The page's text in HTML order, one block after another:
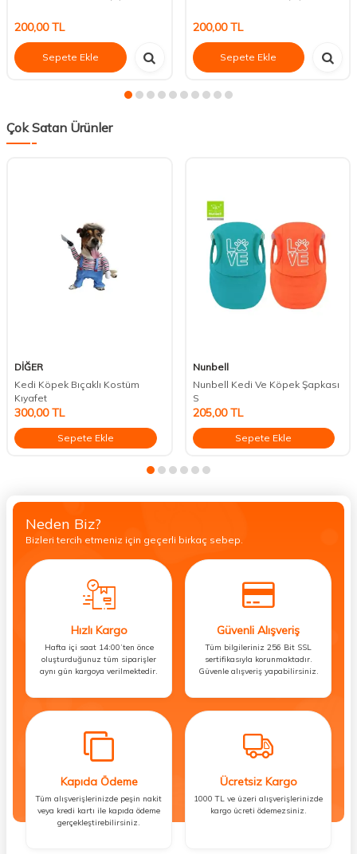
200,00TL
Sepete Ekle
200,00TL
Sepete Ekle
Çok Satan Ürünler
DİĞER
Kedi Köpek Bıçaklı Kostüm
Kıyafet
300,00TL
Sepete Ekle
Nunbell
Nunbell Kedi Ve Köpek Şapkası
S
205,00TL
Sepete Ekle
Neden Biz?
Bizleri tercih etmeniz için geçerli birkaç sebep.
Hızlı Kargo
Hafta içi saat 14:00’ten önce
oluşturduğunuz tüm siparişler
aynı gün kargoya verilmektedir.
Güvenli Alışveriş
Tüm bilgileriniz 256 Bit SSL
sertifikasıyla korunmaktadır.
Güvenle alışveriş yapabilirsiniz.
Kapıda Ödeme
Tüm alışverişlerinizde peşin nakit
veya kredi kartı ile kapıda ödeme
gerçekleştirebilirsiniz.
Ücretsiz Kargo
1000 TL ve üzeri alışverişlerinizde
kargo ücreti ödemezsiniz.